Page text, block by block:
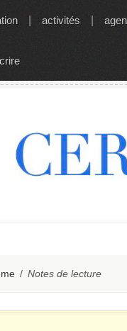
activités
/ Notes de lecture